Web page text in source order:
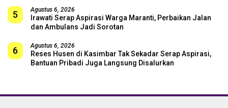
5 Agustus 6, 2026
Irawati Serap Aspirasi Warga Maranti, Perbaikan Jalan
dan Ambulans Jadi Sorotan
6 Agustus 6, 2026
Reses Husen di Kasimbar Tak Sekadar Serap Aspirasi,
Bantuan Pribadi Juga Langsung Disalurkan